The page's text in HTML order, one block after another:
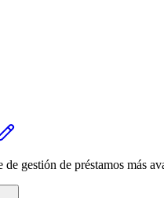
gestión de préstamos más